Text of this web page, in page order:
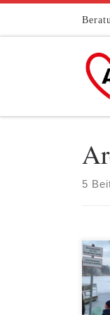
Zum Inhalt
5